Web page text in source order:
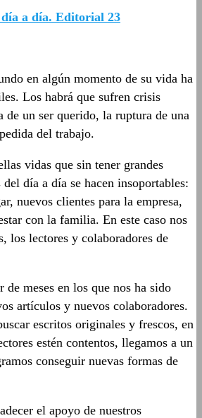
a día. Editorial 23
en algún momento de su vida ha
Los habrá que sufren crisis
de un ser querido, la ruptura de una
del trabajo.
vidas que sin tener grandes
día a día se hacen insoportables:
nuevos clientes para la empresa,
con la familia. En este caso nos
los lectores y colaboradores de
de meses en los que nos ha sido
artículos y nuevos colaboradores.
escritos originales y frescos, en
estén contentos, llegamos a un
conseguir nuevas formas de
el apoyo de nuestros